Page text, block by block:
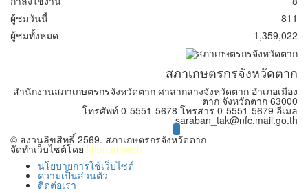
ผู้ชมวันนี้
811
ผู้ชมทั้งหมด
1,359,022
สภาเกษตรกรจังหวัดตาก
สำนักงานสภาเกษตรกรจังหวัดตาก ศาลากลางจังหวัดตาก อำเภอเมือง
ตาก จังหวัดตาก 63000
โทรศัพท์ 0-5551-5678 โทรสาร 0-5551-5679 อีเมล
saraban_tak@nfc.mail.go.th
facebook.com/nfctakofficial
© สงวนลิขสิทธิ์ 2569. สภาเกษตรกรจังหวัดตาก
จัดทำเว็บไซต์โดย khontamweb
นโยบายการใช้เว็บไซต์
ความเป็นส่วนตัว
ติดต่อเรา